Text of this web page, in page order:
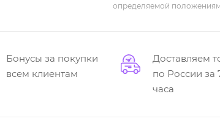
определяемой
Бонусы за покупки
всем клиентам
Доставляем
по России за
часа